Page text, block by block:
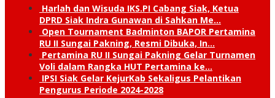
Harlah dan Wisuda IKS.PI Cabang Siak, Ketua
DPRD Siak Indra Gunawan di Sahkan Me…
Open Tournament Badminton BAPOR Pertamina
RU II Sungai Pakning, Resmi Dibuka, In…
Pertamina RU II Sungai Pakning Gelar Turnamen
Voli dalam Rangka HUT Pertamina ke…
IPSI Siak Gelar KejurKab Sekaligus Pelantikan
Pengurus Periode 2024-2028